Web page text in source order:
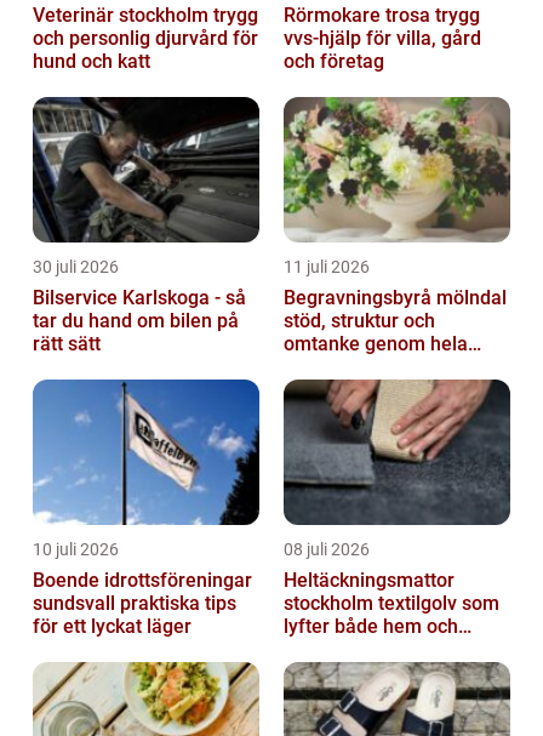
Veterinär stockholm trygg
och personlig djurvård för
hund och katt
Rörmokare trosa trygg
vvs-hjälp för villa, gård
och företag
30 juli 2026
Bilservice Karlskoga - så
tar du hand om bilen på
rätt sätt
11 juli 2026
Begravningsbyrå mölndal
stöd, struktur och
omtanke genom hela
10 juli 2026
Boende idrottsföreningar
sundsvall praktiska tips
för ett lyckat läger
08 juli 2026
Heltäckningsmattor
stockholm textilgolv som
lyfter både hem och